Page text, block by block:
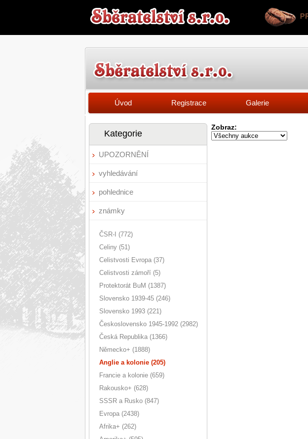
Úvod Registrace Galerie
Kategorie
UPOZORNĚNÍ
vyhledávání
pohlednice
známky
ČSR-I (772)
Celiny (51)
Celistvosti Evropa (37)
Celistvosti zámoří (5)
Protektorát BuM (1387)
Slovensko 1939-45 (246)
Slovensko 1993 (221)
Československo 1945-1992 (2982)
Česká Republika (1366)
Německo+ (1888)
Anglie a kolonie (205)
Francie a kolonie (659)
Rakousko+ (628)
SSSR a Rusko (847)
Evropa (2438)
Afrika+ (262)
Zobraz: